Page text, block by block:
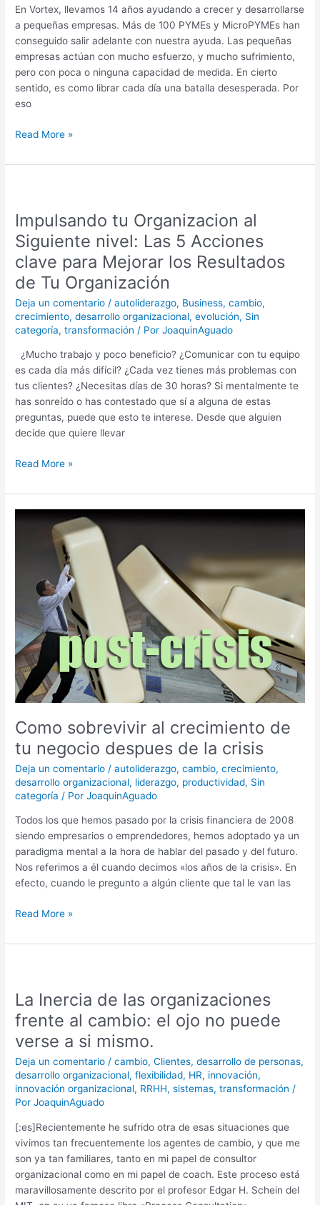
En Vortex, llevamos 14 años ayudando a crecer y desarrollarse
a pequeñas empresas. Más de 100 PYMEs y MicroPYMEs han
conseguido salir adelante con nuestra ayuda. Las pequeñas
empresas actúan con mucho esfuerzo, y mucho sufrimiento,
pero con poca o ninguna capacidad de medida. En cierto
sentido, es como librar cada día una batalla desesperada. Por
eso
una
PYME.
Read More »
Impulsando tu Organizacion al
Siguiente nivel: Las 5 Acciones
clave para Mejorar los Resultados
de Tu Organización
Deja un comentario /autoliderazgo, Business,cambio,
crecimiento,desarrollo organizacional,evolución, Sin
categoría,transformación / PorJoaquinAguado
¿Mucho trabajo y poco beneficio? ¿Comunicar con tu equipo
es cada día más difícil? ¿Cada vez tienes más problemas con
tus clientes? ¿Necesitas días de 30 horas? Si mentalmente te
has sonreído o has contestado que sí a alguna de estas
preguntas, puede que esto te interese. Desde que alguien
decide que quiere llevar
Organizacion
al
Siguiente
nivel:
Las
5
Acciones
clave
Mejorar
los
Resultados
de
Tu
Organización
Read More »
Como sobrevivir al crecimiento de
tu negocio despues de la crisis
Deja un comentario /autoliderazgo,cambio,crecimiento,
desarrollo organizacional, liderazgo, productividad, Sin
categoría / PorJoaquinAguado
Todos los que hemos pasado por la crisis financiera de 2008
siendo empresarios o emprendedores, hemos adoptado ya un
paradigma mental a la hora de hablar del pasado y del futuro.
Nos referimos a él cuando decimos «los años de la crisis». En
efecto, cuando le pregunto a algún cliente que tal le van las
sobrevivir
crecimiento
negocio
despues
de
la
crisis
Read More »
La Inercia de las organizaciones
frente al cambio: el ojo no puede
verse a si mismo.
Deja un comentario /cambio,Clientes,desarrollo de personas,
desarrollo organizacional,flexibilidad, HR, innovación,
innovación organizacional, RRHH,sistemas,transformación /
PorJoaquinAguado
[:es]Recientemente he sufrido otra de esas situaciones que
vivimos tan frecuentemente los agentes de cambio, y que me
son ya tan familiares, tanto en mi papel de consultor
organizacional como en mi papel de coach. Este proceso está
maravillosamente descrito por el profesor Edgar H. Schein del
de
las
organizaciones
frente
al
cambio:
el
ojo
no
puede
verse
a
si
mismo.